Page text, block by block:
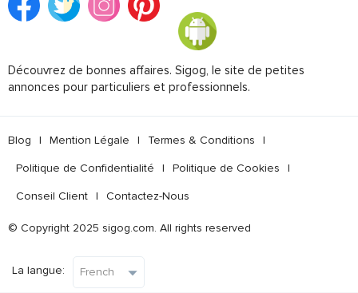
Découvrez de bonnes affaires. Sigog, le site de petites
annonces pour particuliers et professionnels.
Blog | Mention Légale | Termes & Conditions |
Politique de Confidentialité | Politique de Cookies |
Conseil Client | Contactez-Nous
© Copyright 2025 sigog.com. All rights reserved
La langue: